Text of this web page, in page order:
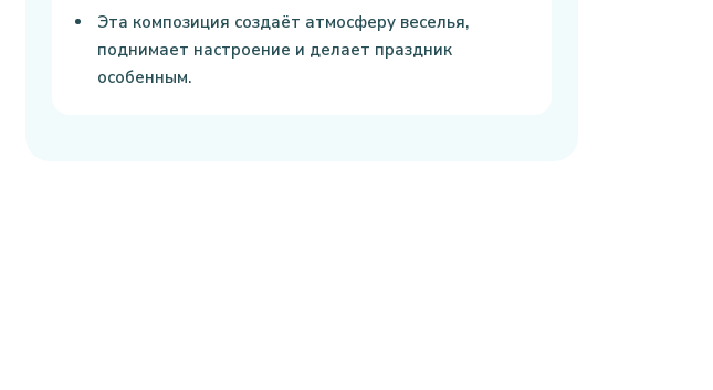
Эта композиция создаёт атмосферу веселья,
поднимает настроение и делает праздник
особенным.